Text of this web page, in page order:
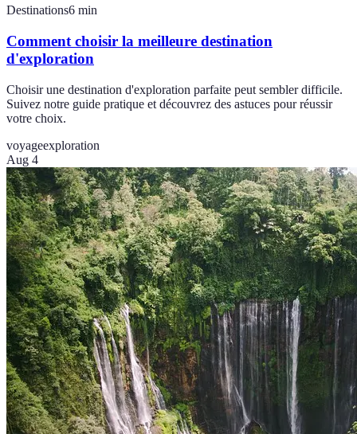
Destinations6 min
Comment choisir la meilleure destination
d'exploration
Choisir une destination d'exploration parfaite peut sembler difficile.
Suivez notre guide pratique et découvrez des astuces pour réussir
votre choix.
voyageexploration
Aug 4